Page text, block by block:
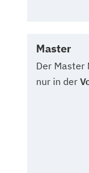
Master
Der Master
nur in der